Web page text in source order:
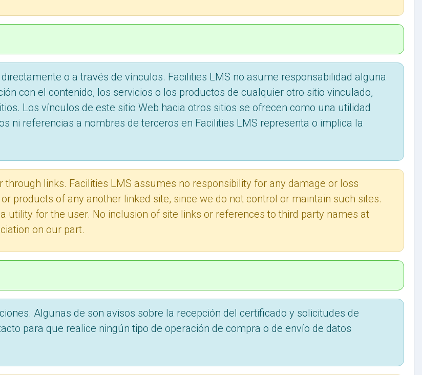
o a través de vínculos. Facilities LMS no asume responsabilidad alguna
con el contenido, los servicios o los productos de cualquier otro sitio vinculado,
Los vínculos de este sitio Web hacia otros sitios se ofrecen como una utilidad
ni referencias a nombres de terceros en Facilities LMS representa o implica la
links. Facilities LMS assumes no responsibility for any damage or loss
products of any another linked site, since we do not control or maintain such sites.
utility for the user. No inclusion of site links or references to third party names at
on our part.
Algunas de son avisos sobre la recepción del certificado y solicitudes de
para que realice ningún tipo de operación de compra o de envío de datos